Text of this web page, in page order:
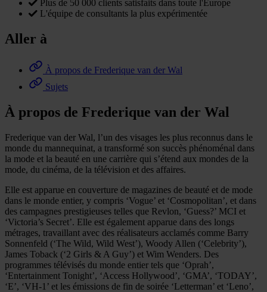
Plus de 50 000 clients satisfaits dans toute l'Europe
L'équipe de consultants la plus expérimentée
Aller à
À propos de Frederique van der Wal
Sujets
À propos de Frederique van der Wal
Frederique van der Wal, l’un des visages les plus reconnus dans le
monde du mannequinat, a transformé son succès phénoménal dans
la mode et la beauté en une carrière qui s’étend aux mondes de la
mode, du cinéma, de la télévision et des affaires.
Elle est apparue en couverture de magazines de beauté et de mode
dans le monde entier, y compris ‘Vogue’ et ‘Cosmopolitan’, et dans
des campagnes prestigieuses telles que Revlon, ‘Guess?’ MCI et
‘Victoria’s Secret’. Elle est également apparue dans des longs
métrages, travaillant avec des réalisateurs acclamés comme Barry
Sonnenfeld (‘The Wild, Wild West’), Woody Allen (‘Celebrity’),
James Toback (‘2 Girls & A Guy’) et Wim Wenders. Des
programmes télévisés du monde entier tels que ‘Oprah’,
‘Entertainment Tonight’, ‘Access Hollywood’, ‘GMA’, ‘TODAY’,
‘E’, ‘VH-1’ et les émissions de fin de soirée ‘Letterman’ et ‘Leno’,